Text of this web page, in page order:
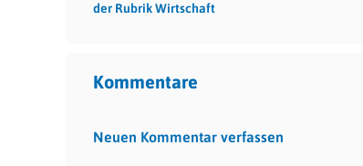
der Rubrik Wirtschaft
Kommentare
Neuen Kommentar verfassen